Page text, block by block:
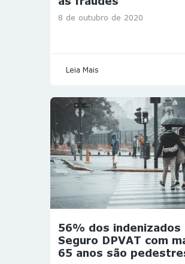
8 de outubro de 2020
Leia Mais
56% dos indenizados
Seguro DPVAT com
65 anos são